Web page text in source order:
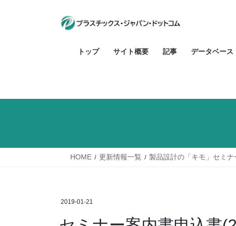
トップ サイト概要 記事 データベース
HOME 更新情報一覧 製品設計の「キモ」セミ
2019-01-21